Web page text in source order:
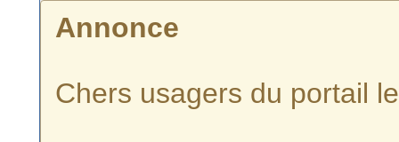
Annonce
Chers usagers du portail